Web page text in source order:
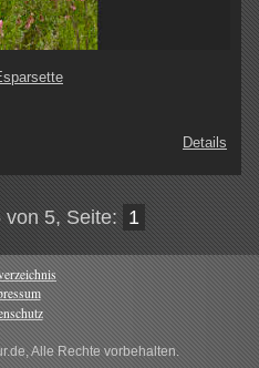
Details
von 5, Seite: 1
Alle Rechte vorbehalten.